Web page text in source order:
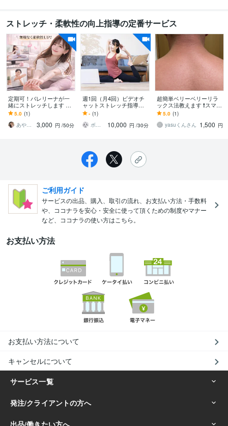
ストレッチ・柔軟性の向上指導の定番サービス
定期可！バレリーナが一
緒にストレッチします 体
が硬い方・運動不足の
方・バレエ初心者の方向
け柔軟レッスン
5.0 (1)
あやの部屋♥
3,000 円 /50分
週1回（月4回）ビデオチ
ャットストレッチ指導し
ます 週1回の継続的なスト
レッチで、柔軟性と姿勢
を確実に向上！
- (1)
ボディトレーナーSHIORI
10,000 円 /30分
超簡単ベリーベリーリラ
ックス法教えます ❗️スマフ
ォ首、ストレートネッ
ク、緩めます‼️
5.0 (1)
yasuくんさん 1,500 円
ご利用ガイド
サービスの出品、購入、取引の流れ、お支払い方法・手数料
や、ココナラを安心・安全に使って頂くための制度やマナー
など、ココナラの使い方はこちら。
お支払い方法
お支払い方法について
キャンセルについて